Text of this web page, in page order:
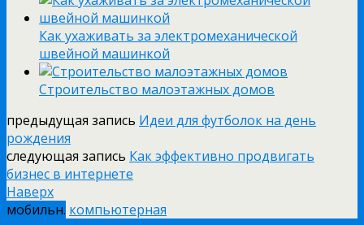
Как ухаживать за электромеханической
швейной машинкой
Строительство малоэтажных домов
предыдущая запись Идеи для футболок на день
рождения
следующая запись Как эффективно продвигать
бизнес в интернете
Наверх
мобильн. компьютерная